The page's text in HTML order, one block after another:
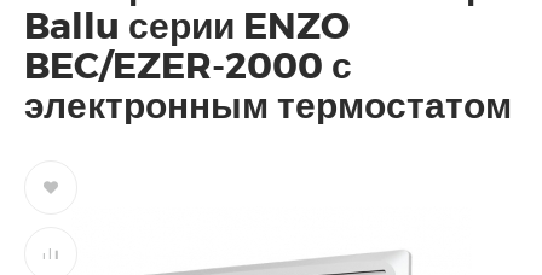
Ballu серии ENZO
BEC/EZER-2000 с
электронным термостатом